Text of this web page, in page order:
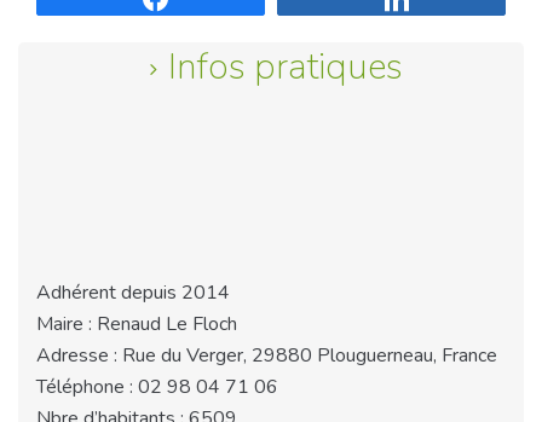
Infos pratiques
Adhérent depuis 2014
Maire : Renaud Le Floch
Adresse : Rue du Verger, 29880 Plouguerneau, France
Téléphone : 02 98 04 71 06